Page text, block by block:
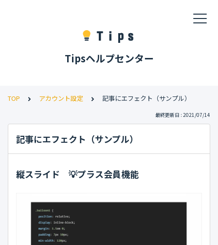
Tipsヘルプセンター
TOP アカウント設定 記事にエフェクト（サンプル）
最終更新日 : 2021/07/14
記事にエフェクト（サンプル）
縦スライド 💡プラス会員機能